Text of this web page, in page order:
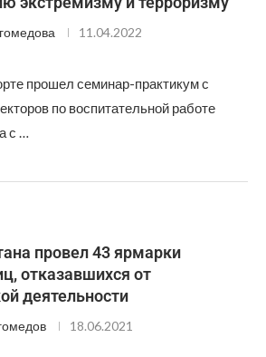
11.04.2022
прошел семинар-практикум с
по воспитательной работе
с …
провел 43 ярмарки
отказавшихся от
деятельности
18.06.2021